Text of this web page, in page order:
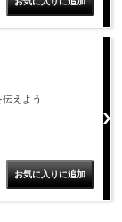
えよう